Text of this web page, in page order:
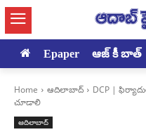
Epaper ఆజ్ కీ బాత్
Home ఆదిలాబాద్
DCP |
చూడాలి
ఆదిలాబాద్